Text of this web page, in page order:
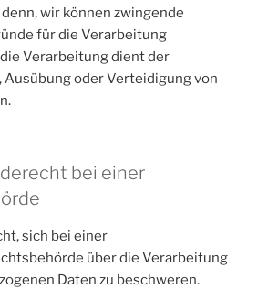
wir können zwingende
für die Verarbeitung
Verarbeitung dient der
Ausübung oder Verteidigung von
bei einer
sich bei einer
über die Verarbeitung
Daten zu beschweren.